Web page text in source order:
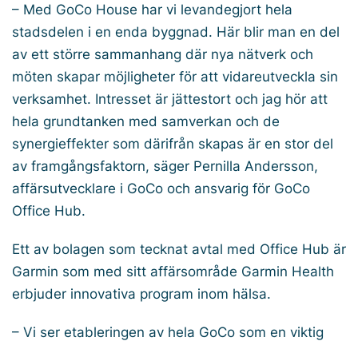
– Med GoCo House har vi levandegjort hela
stadsdelen i en enda byggnad. Här blir man en del
av ett större sammanhang där nya nätverk och
möten skapar möjligheter för att vidareutveckla sin
verksamhet. Intresset är jättestort och jag hör att
hela grundtanken med samverkan och de
synergieffekter som därifrån skapas är en stor del
av framgångsfaktorn, säger Pernilla Andersson,
affärsutvecklare i GoCo och ansvarig för GoCo
Office Hub.
Ett av bolagen som tecknat avtal med Office Hub är
Garmin som med sitt affärsområde Garmin Health
erbjuder innovativa program inom hälsa.
– Vi ser etableringen av hela GoCo som en viktig